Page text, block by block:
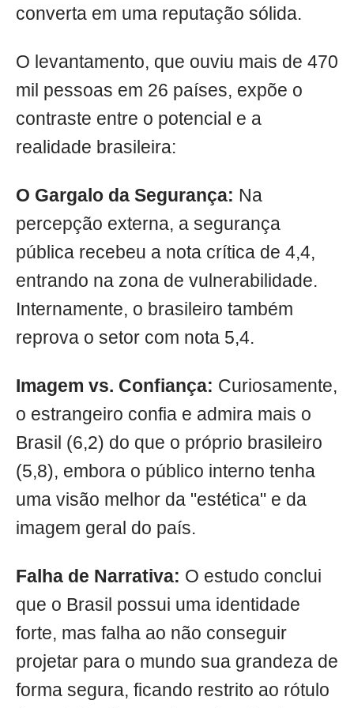
converta em uma reputação sólida.
O levantamento, que ouviu mais de 470
mil pessoas em 26 países, expõe o
contraste entre o potencial e a
realidade brasileira:
O Gargalo da Segurança: Na
percepção externa, a segurança
pública recebeu a nota crítica de 4,4,
entrando na zona de vulnerabilidade.
Internamente, o brasileiro também
reprova o setor com nota 5,4.
Imagem vs. Confiança: Curiosamente,
o estrangeiro confia e admira mais o
Brasil (6,2) do que o próprio brasileiro
(5,8), embora o público interno tenha
uma visão melhor da "estética" e da
imagem geral do país.
Falha de Narrativa: O estudo conclui
que o Brasil possui uma identidade
forte, mas falha ao não conseguir
projetar para o mundo sua grandeza de
forma segura, ficando restrito ao rótulo